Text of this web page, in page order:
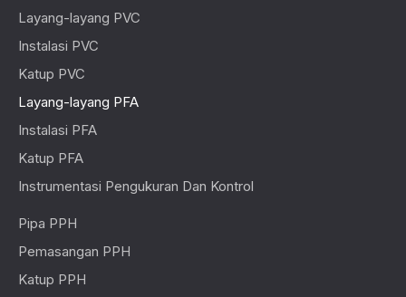
Layang-layang PVC
Instalasi PVC
Katup PVC
Layang-layang PFA
Instalasi PFA
Katup PFA
Instrumentasi Pengukuran Dan Kontrol
Pipa PPH
Pemasangan PPH
Katup PPH